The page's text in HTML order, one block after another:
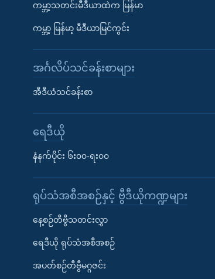
ကမ္ဘာ့သတင်းမီဒီယာထဲက မြန်မာ
ကမ္ဘာ့ မြန်မာ့ မီဒီယာမြင်ကွင်း
အင်္ဂလိပ်သင်ခန်းစာများ
အီဒီယံသင်ခန်းစာ
ရေဒီယို
နံနက်ပိုင်း ၆း၀၀-ရး၀၀
ရုပ်သံအစီအစဉ်နှင့် ဗွီဒီယိုကဏ္ဍများ
နေ့စဉ်တီဗွီသတင်းလွှာ
ရေဒီယို ရုပ်သံအစီအစဉ်
အပတ်စဉ်တီဗွီမဂ္ဂဇင်း